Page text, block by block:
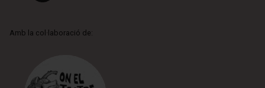
Amb la col·laboració de: